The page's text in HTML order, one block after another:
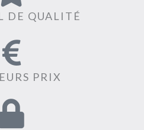
DE QUALITÉ
PRIX